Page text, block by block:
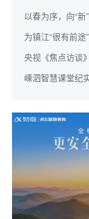
以春为序，向“
为镇江“很有前
五”
央视《焦点访谈
心理健康防线
嵊泗智慧课堂纪